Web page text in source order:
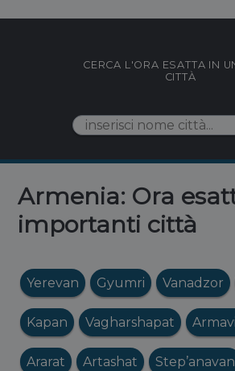
CERCA L'ORA ESATTA IN
CITTÀ
Armenia: Ora
importanti città
Yerevan Gyumri Vanadzor
Kapan Vagharshapat
Ararat Artashat Step’anavan